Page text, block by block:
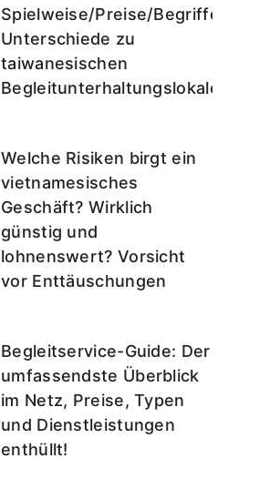
Spielweise/Preise/Begriffe?
Unterschiede zu
taiwanesischen
Begleitunterhaltungslokalen?
Welche Risiken birgt ein
vietnamesisches
Geschäft? Wirklich
günstig und
lohnenswert? Vorsicht
vor Enttäuschungen
Begleitservice-Guide: Der
umfassendste Überblick
im Netz, Preise, Typen
und Dienstleistungen
enthüllt!